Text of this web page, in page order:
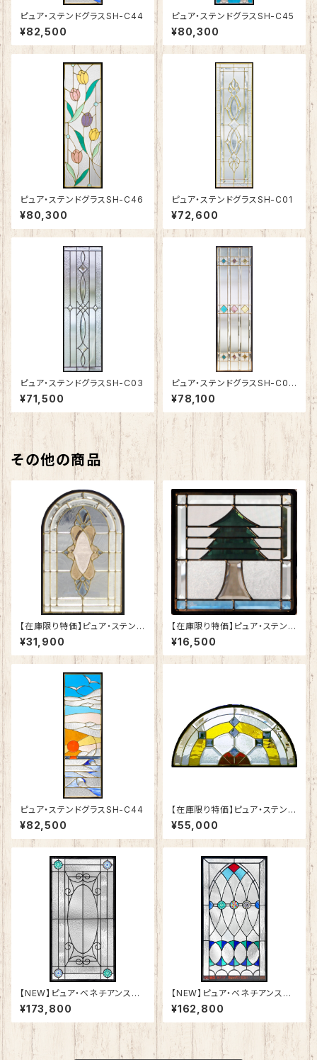
ピュア・ステンドグラスSH-C44
¥82,500
ピュア・ステンドグラスSH-C45
¥80,300
ピュア・ステンドグラスSH-C46
¥80,300
ピュア・ステンドグラスSH-C01
¥72,600
ピュア・ステンドグラスSH-C03
¥71,500
ピュア・ステンドグラスSH-C04
N
¥78,100
その他の商品
【在庫限り特価】ピュア・ステンド
グラスSH-K-GL50
¥31,900
【在庫限り特価】ピュア・ステンド
グラスSH-E-GL43
¥16,500
ピュア・ステンドグラスSH-C44
¥82,500
【在庫限り特価】ピュア・ステンド
グラスSH-K-GL09
¥55,000
【NEW】ピュア・ベネチアンステ
ンドグラスSH-VA01
¥173,800
【NEW】ピュア・ベネチアンステ
ンドグラスSH-VA02
¥162,800